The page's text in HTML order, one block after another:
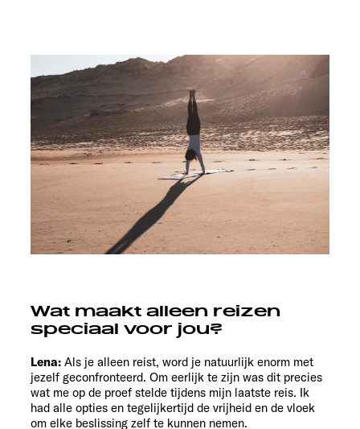
Wat maakt alleen reizen
speciaal voor jou?
Lena: Als je alleen reist, word je natuurlijk enorm met
jezelf geconfronteerd. Om eerlijk te zijn was dit precies
wat me op de proef stelde tijdens mijn laatste reis. Ik
had alle opties en tegelijkertijd de vrijheid en de vloek
om elke beslissing zelf te kunnen nemen.